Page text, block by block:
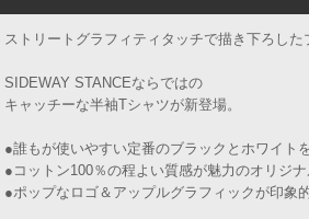
ストリートグラフィティタッチで描き下ろした
SIDEWAY STANCEならではの
キャッチーな半袖Tシャツが新登場。
●誰もが使いやすい定番のブラックとホワイト
●コットン100％の程よい質感が魅力のオリジ
●ポップなロゴ＆アップルグラフィックが印象